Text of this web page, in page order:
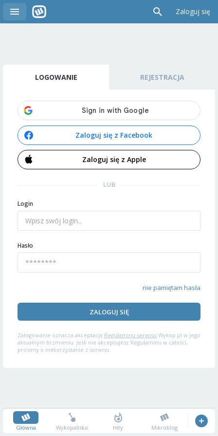
Zaloguj się
LOGOWANIE REJESTRACJA
Zaloguj się z Facebook
Zaloguj się z Apple
LUB
Login
Hasło
nie pamiętam hasła
ZALOGUJ SIĘ
Zalogowanie oznacza akceptację Regulaminu serwisu Wykop.pl w jego
aktualnym brzmieniu. Jeśli nie akceptujesz Regulaminu w całości,
prosimy o niekorzystanie z serwisu.
Główna Wykopalisko Hity Mikroblog